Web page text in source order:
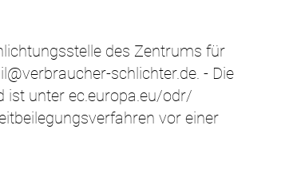
des Zentrums für
schlichter.de. - Die
ist unter ec.europa.eu/odr/
vor einer